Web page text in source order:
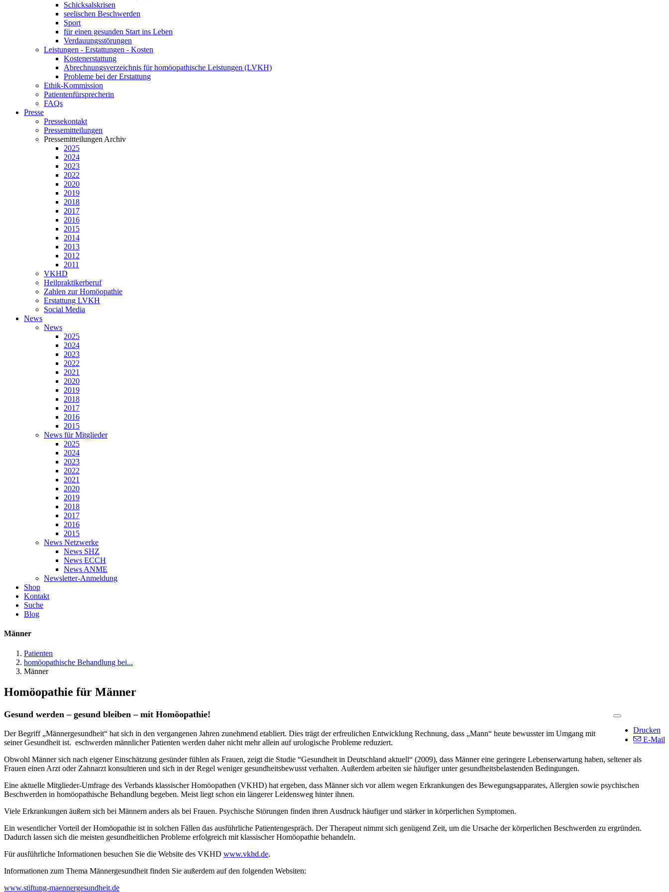
Schicksalskrisen
seelischen Beschwerden
Sport
für einen gesunden Start ins Leben
Verdauungsstörungen
Leistungen - Erstattungen - Kosten
Kostenerstattung
Abrechnungsverzeichnis für homöopathische Leistungen (LVKH)
Probleme bei der Erstattung
Ethik-Kommission
Patientenfürsprecherin
FAQs
Presse
Pressekontakt
Pressemitteilungen
Pressemitteilungen Archiv
2025
2024
2023
2022
2020
2019
2018
2017
2016
2015
2014
2013
2012
2011
VKHD
Heilpraktikerberuf
Zahlen zur Homöopathie
Erstattung LVKH
Social Media
News
News
2025
2024
2023
2022
2021
2020
2019
2018
2017
2016
2015
News für Mitglieder
2025
2024
2023
2022
2021
2020
2019
2018
2017
2016
2015
News Netzwerke
News SHZ
News ECCH
News ANME
Newsletter-Anmeldung
Shop
Kontakt
Suche
Blog
Männer
Patienten
homöopathische Behandlung bei...
Männer
Homöopathie für Männer
Drucken
E-Mail
Gesund werden – gesund bleiben – mit Homöopathie!
Der Begriff „Männergesundheit“ hat sich in den vergangenen Jahren zunehmend etabliert. Dies trägt der erfreulichen Entwicklung Rechnung, dass „Mann“ heute bewusster im Umgang mit
seiner Gesundheit ist. eschwerden männlicher Patienten werden daher nicht mehr allein auf urologische Probleme reduziert.
Obwohl Männer sich nach eigener Einschätzung gesünder fühlen als Frauen, zeigt die Studie “Gesundheit in Deutschland aktuell“ (2009), dass Männer eine geringere Lebenserwartung haben, seltener als
Frauen einen Arzt oder Zahnarzt konsultieren und sich in der Regel weniger gesundheitsbewusst verhalten. Außerdem arbeiten sie häufiger unter gesundheitsbelastenden Bedingungen.
Eine aktuelle Mitglieder-Umfrage des Verbands klassischer Homöopathen (VKHD) hat ergeben, dass Männer sich vor allem wegen Erkrankungen des Bewegungsapparates, Allergien sowie psychischen
Beschwerden in homöopathische Behandlung begeben. Meist liegt schon ein längerer Leidensweg hinter ihnen.
Viele Erkrankungen äußern sich bei Männern anders als bei Frauen. Psychische Störungen finden ihren Ausdruck häufiger und stärker in körperlichen Symptomen.
Ein wesentlicher Vorteil der Homöopathie ist in solchen Fällen das ausführliche Patientengespräch. Der Therapeut nimmt sich genügend Zeit, um die Ursache der körperlichen Beschwerden zu ergründen.
Dadurch lassen sich die meisten gesundheitlichen Probleme erfolgreich mit klassischer Homöopathie behandeln.
Für ausführliche Informationen besuchen Sie die Website des VKHD www.vkhd.de.
Informationen zum Thema Männergesundheit finden Sie außerdem auf den folgenden Websiten:
www.stiftung-maennergesundheit.de